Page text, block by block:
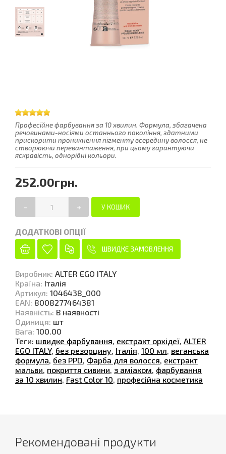
Професійне фарбування за 10 хвилин. Формула, збагачена
речовинами-носіями останнього покоління, здатними
прискорити проникнення пігменту всередину волосся, не
створюючи перевантаження, при цьому гарантуючи
яскравість, однорідні кольори.
252.00грн.
- +
ДОДАТКОВІ ОПЦІЇ
ШВИДКЕ ЗАМОВЛЕННЯ
Виробник: ALTER EGO ITALY
Країна: Італія
Артикул: 1046438_000
EAN: 8008277464381
Наявність: В наявності
Одиниця: шт
Вага: 100.00
Теги: швидке фарбування, екстракт орхідеї, ALTER
EGO ITALY, без резорцину, Італія, 100 мл, веганська
формула, без PPD, Фарба для волосся, екстракт
мальви, покриття сивини, з аміаком, фарбування
за 10 хвилин, Fast Color 10, професійна косметика
Рекомендовані продукти